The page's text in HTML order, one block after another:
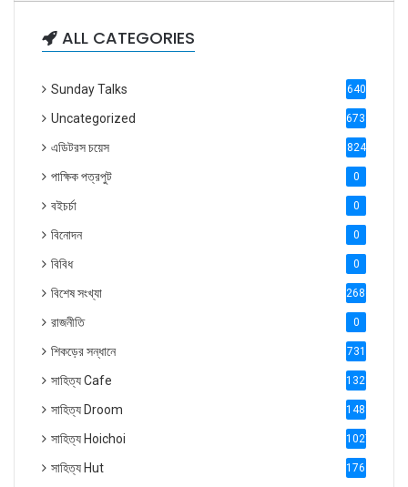
ALL CATEGORIES
Sunday Talks 640
Uncategorized 6738
এডিটরস চয়েস 824
পাক্ষিক পত্রপুট 0
বইচর্চা 0
বিনোদন 0
বিবিধ 0
বিশেষ সংখ্যা 2686
রাজনীতি 0
শিকড়ের সন্ধানে 731
সাহিত্য Cafe 1321
সাহিত্য Droom 1488
সাহিত্য Hoichoi 1027
সাহিত্য Hut 1769